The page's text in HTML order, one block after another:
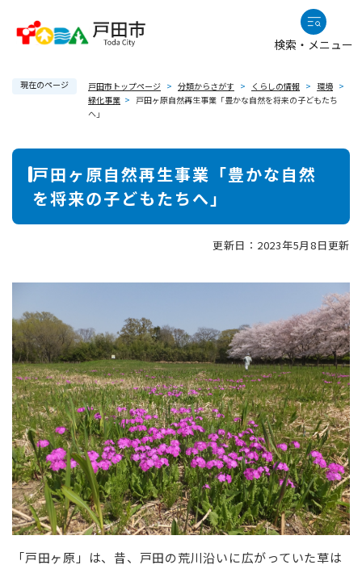
検索・メニュー
現在のページ 戸田市トップページ > 分類からさがす > くらしの情報 > 環境 >
緑化事業 > 戸田ヶ原自然再生事業「豊かな自然を将来の子どもたち
へ」
本
戸田ヶ原自然再生事業「豊かな自然
を将来の子どもたちへ」
更新日：2023年5月8日更新
「戸田ヶ原」は、昔、戸田の荒川沿いに広がっていた草は